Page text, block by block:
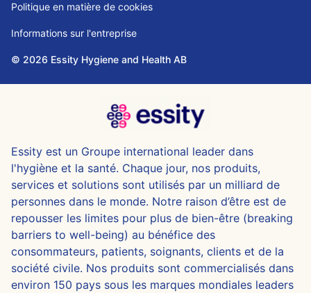
Politique en matière de cookies
Informations sur l'entreprise
© 2026 Essity Hygiene and Health AB
Essity est un Groupe international leader dans
l'hygiène et la santé. Chaque jour, nos produits,
services et solutions sont utilisés par un milliard de
personnes dans le monde. Notre raison d’être est de
repousser les limites pour plus de bien-être (breaking
barriers to well-being) au bénéfice des
consommateurs, patients, soignants, clients et de la
société civile. Nos produits sont commercialisés dans
environ 150 pays sous les marques mondiales leaders